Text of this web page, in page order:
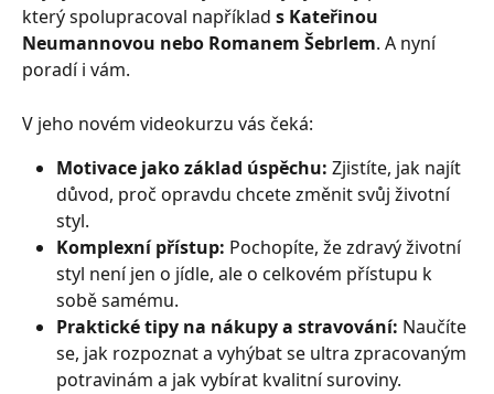
který spolupracoval například s Kateřinou
Neumannovou nebo Romanem Šebrlem. A nyní
poradí i vám.
V jeho novém videokurzu vás čeká:
Motivace jako základ úspěchu: Zjistíte, jak najít
důvod, proč opravdu chcete změnit svůj životní
styl.
Komplexní přístup: Pochopíte, že zdravý životní
styl není jen o jídle, ale o celkovém přístupu k
sobě samému.
Praktické tipy na nákupy a stravování: Naučíte
se, jak rozpoznat a vyhýbat se ultra zpracovaným
potravinám a jak vybírat kvalitní suroviny.